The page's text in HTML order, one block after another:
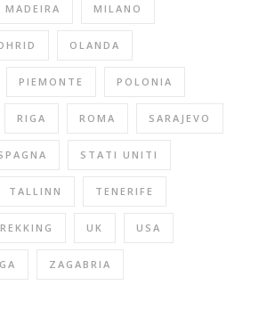
MADEIRA MILANO
OLANDA
PIEMONTE POLONIA
RIGA ROMA SARAJEVO
STATI UNITI
TALLINN TENERIFE
UK USA
ZAGABRIA